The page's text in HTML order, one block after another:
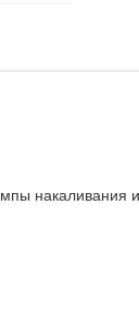
накаливания